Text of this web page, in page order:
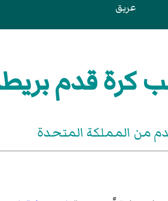
عريق
كرة قدم
من المملكة المتحدة